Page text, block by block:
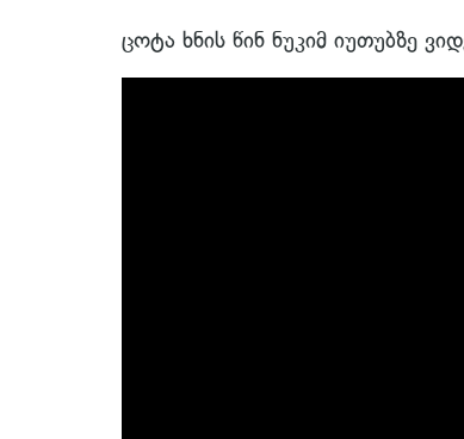
ცოტა ხნის წინ ნუკიმ იუთუბზე